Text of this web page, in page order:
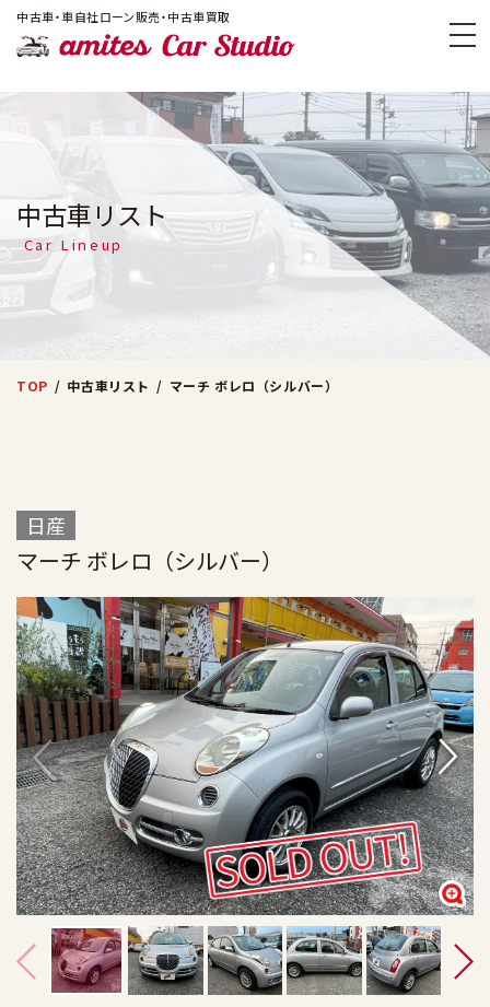
!-- Google Tag Manager -->
中古車・車自社ローン販売・中古車買取
amites Car
中古車リスト
Car Lineup
TOP 中古車リスト マーチ ボレロ（シルバー）
日産
マーチ ボレロ（シルバー）